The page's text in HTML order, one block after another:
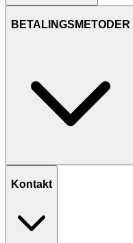
BETALINGSMETODER
Kontakt